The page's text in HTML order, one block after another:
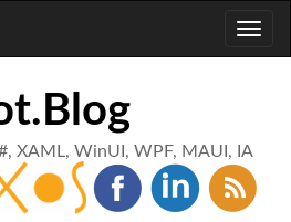
XAML, WinUI, WPF, MAUI, IA